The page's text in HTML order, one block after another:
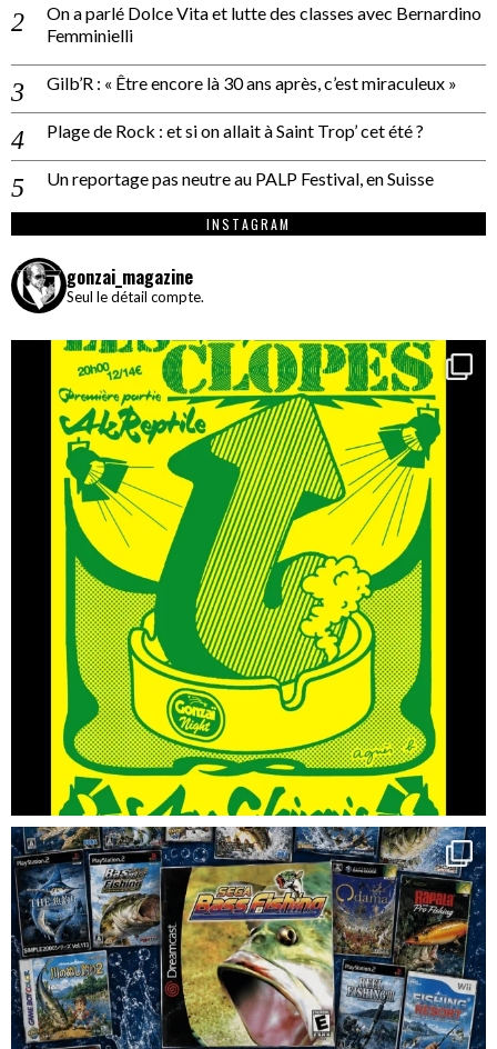
On a parlé Dolce Vita et lutte des classes avec Bernardino
Femminielli
Gilb’R : « Être encore là 30 ans après, c’est miraculeux »
Plage de Rock : et si on allait à Saint Trop’ cet été ?
Un reportage pas neutre au PALP Festival, en Suisse
INSTAGRAM
gonzai_magazine
Seul le détail compte.